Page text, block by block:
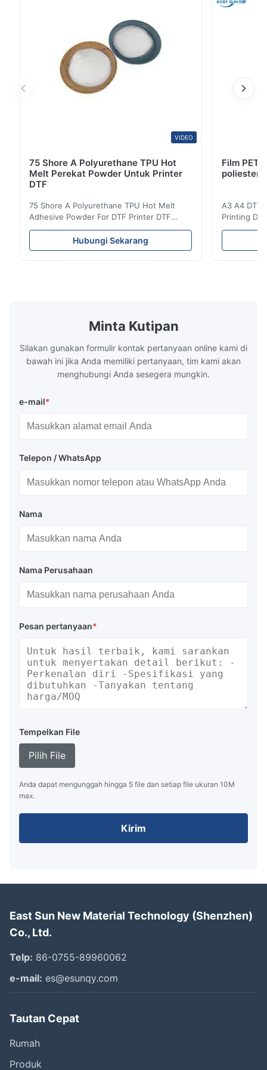
terasa lembut di tangan 3. Perekat lelehan panas ...
VIDEO
75 Shore A Polyurethane TPU Hot
Melt Perekat Powder Untuk Printer
DTF
75 Shore A Polyurethane TPU Hot Melt
Adhesive Powder For DTF Printer DTF
Powder Technical Parameters Bonding
Parameters ( reference only) Temperature
110-130℃ Press 0.5-1.5 kg/cm2 Time 8-20
Hubungi Sekarang
Film PET
poliester
A3 A4 DTF
Printing
application
pattern
Minta Kutipan
Silakan gunakan formulir kontak pertanyaan online kami di
bawah ini jika Anda memiliki pertanyaan, tim kami akan
menghubungi Anda sesegera mungkin.
e-mail*
Telepon / WhatsApp
Nama
Nama Perusahaan
Pesan pertanyaan*
Tempelkan File
Pilih File
Anda dapat mengunggah hingga 5 file dan setiap file ukuran 10M
max.
Kirim
East Sun New Material Technology (Shenzhen)
Co., Ltd.
Telp: 86-0755-89960062
e-mail: es@esunqy.com
Tautan Cepat
Rumah
Produk